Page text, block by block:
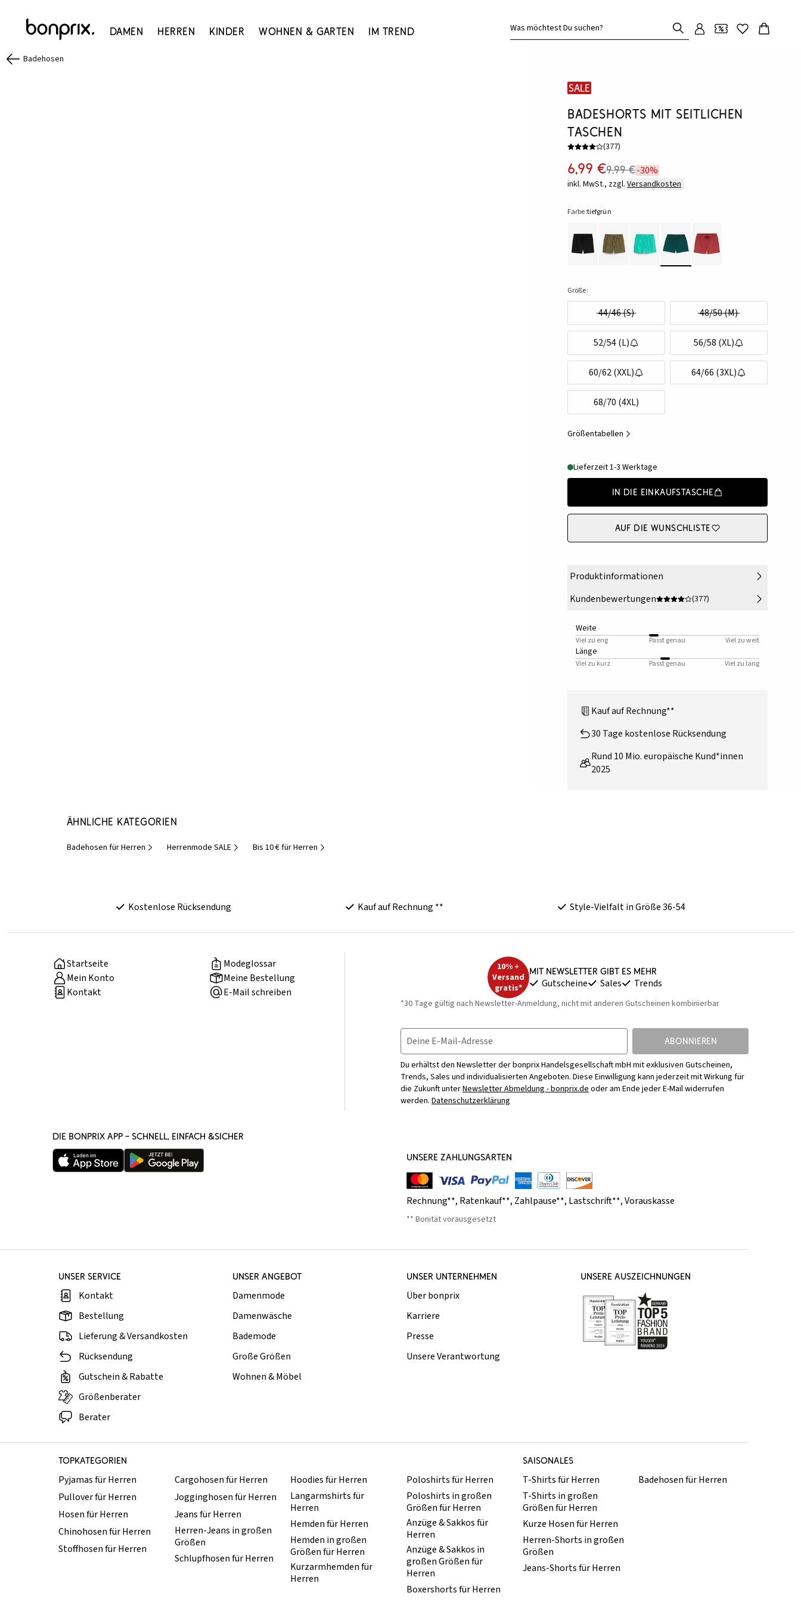
Damen Herren Kinder Wohnen & Garten Im Trend Was möchtest Du suchen?
Badehosen
SALE
Badeshorts mit seitlichen
Taschen
(377)
6,99 €9,99 €-30%
inkl. MwSt., zzgl. Versandkosten
Farbe:tiefgrün
Größe:
44/46 (S) 48/50 (M)
52/54 (L) 56/58 (XL)
60/62 (XXL) 64/66 (3XL)
68/70 (4XL)
Größentabellen
Lieferzeit 1-3 Werktage
In die Einkaufstasche
Auf die Wunschliste
Produktinformationen
Kundenbewertungen
(377)
Weite
Viel zu eng Passt genau Viel zu weit
Länge
Viel zu kurz Passt genau Viel zu lang
Kauf auf Rechnung**
30 Tage kostenlose Rücksendung
Rund 10 Mio. europäische Kund*innen
2025
Ähnliche Kategorien
Badehosen für Herren Herrenmode SALE Bis 10 € für Herren
Kostenlose Rücksendung Kauf auf Rechnung ** Style-Vielfalt in Größe 36-54
Startseite
Modeglossar
Mein Konto
Meine Bestellung
Kontakt
E-Mail schreiben
10% +
Versand
gratis*
Mit Newsletter gibt es mehr
Gutscheine Sales Trends
*30 Tage gültig nach Newsletter-Anmeldung, nicht mit anderen Gutscheinen kombinierbar
Deine E-Mail-Adresse ABONNIEREN
Du erhältst den Newsletter der bonprix Handelsgesellschaft mbH mit exklusiven Gutscheinen,
Trends, Sales und individualisierten Angeboten. Diese Einwilligung kann jederzeit mit Wirkung für
die Zukunft unterNewsletter Abmeldung - bonprix.deoder am Ende jeder E-Mail widerrufen
werden. Datenschutzerklärung
DIE BONPRIX APP – SCHNELL, EINFACH &SICHER
UNSERE ZAHLUNGSARTEN
Rechnung**, Ratenkauf**, Zahlpause**, Lastschrift**,Vorauskasse
** Bonität vorausgesetzt
UNSER SERVICE
Kontakt
Bestellung
Lieferung & Versandkosten
Rücksendung
Gutschein & Rabatte
Größenberater
Berater
UNSER ANGEBOT
Damenmode
Damenwäsche
Bademode
Große Größen
Wohnen & Möbel
UNSER UNTERNEHMEN
Über bonprix
Karriere
Presse
Unsere Verantwortung
UNSERE AUSZEICHNUNGEN
TOPKATEGORIEN SAISONALES
Pyjamas für Herren
Pullover für Herren
Hosen für Herren
Chinohosen für Herren
Stoffhosen für Herren
Cargohosen für Herren
Jogginghosen für Herren
Jeans für Herren
Herren-Jeans in großen
Größen
Schlupfhosen für Herren
Hoodies für Herren
Langarmshirts für
Herren
Hemden für Herren
Hemden in großen
Größen für Herren
Kurzarmhemden für
Herren
Poloshirts für Herren
Poloshirts in großen
Größen für Herren
Anzüge & Sakkos für
Herren
Anzüge & Sakkos in
großen Größen für
Herren
Boxershorts für Herren
T-Shirts für Herren
T-Shirts in großen
Größen für Herren
Kurze Hosen für Herren
Herren-Shorts in großen
Größen
Jeans-Shorts für Herren
Badehosen für Herren